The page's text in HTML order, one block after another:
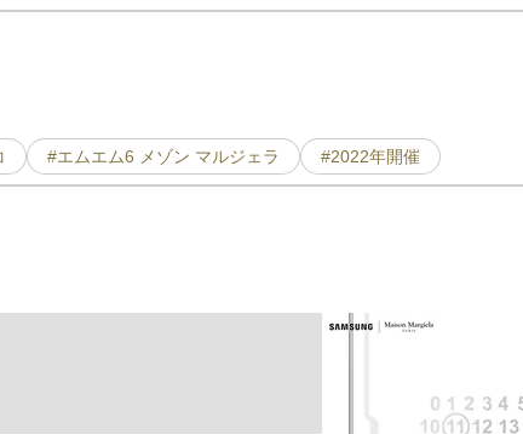
#エムエム6 メゾン マルジェラ #2022年開催